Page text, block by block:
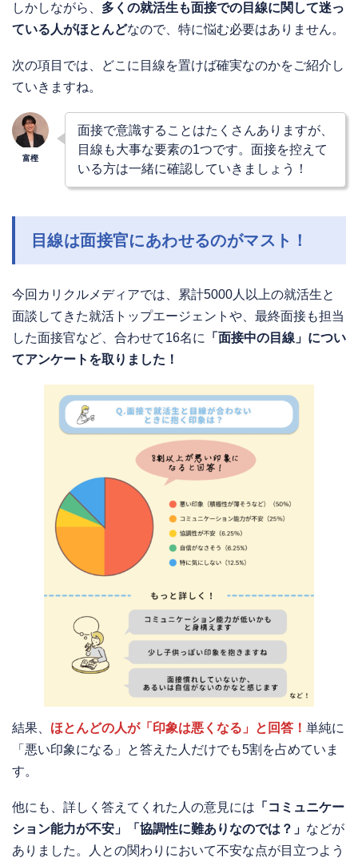
しかしながら、 多くの就活生も面接での目線に関して迷っ
ている人がほとんどなので、特に悩む必要はありません。
次の項目では、どこに目線を置けば確実なのかをご紹介し
ていきますね。
面接で意識することはたくさんありますが、
目線も大事な要素の1つです。面接を控えて
いる方は一緒に確認していきましょう！
目線は面接官にあわせるのがマスト！
今回カリクルメディアでは、累計5000人以上の就活生と
面談してきた就活トップエージェントや、最終面接も担当
した面接官など、合わせて16名に
「面接中の目線」につい
てアンケートを取りました！
結果、 ほとんどの人が「印象は悪くなる」と回答！ 単純に
「悪い印象になる」と答えた人だけでも5割を占めていま
す。
他にも、詳しく答えてくれた人の意見には 「コミュニケー
ション能力が不安」「協調性に難ありなのでは？」 などが
ありました。人との関わりにおいて不安な点が目立つよう